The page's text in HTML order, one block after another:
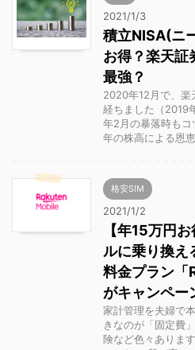
2021/1/3
積立NISA(ニ
お得？楽天証
最強？
2020年12月で、楽
経ちました（2019
年2月の暴落時も
年の株高による恩
格安SIM
2021/1/2
【年15万円
ルに乗り換え
料金プラン「
がキャンペー
家計管理を夫婦で
きなのが「固定費
険など色々ありま